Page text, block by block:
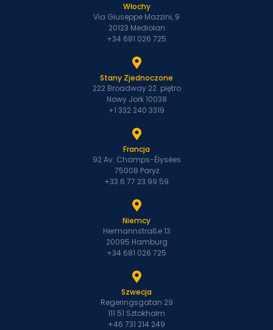
Włochy
Via Giuseppe Mazzini, 9
20123 Mediolan
+34 681 026 725
Stany Zjednoczone
222 Broadway 22. piętro
Nowy Jork 10038
+1 332 240 3319
Francja
92 Av. Champs-Élysées
75008 Paryż
+33 6 77 23 99 59
Niemcy
Hermannstraße 13
20095 Hamburg
+34 681 026 725
Szwecja
Regeringsgatan 29
111 51 Sztokholm
+46 731 214 249